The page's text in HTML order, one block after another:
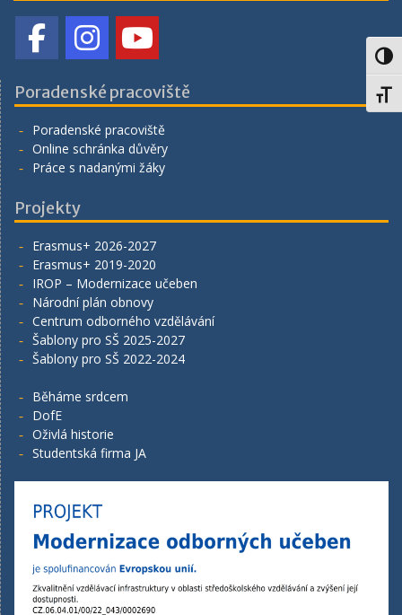
Poradenské pracoviště
Poradenské pracoviště
Online schránka důvěry
Práce s nadanými žáky
Projekty
Erasmus+ 2026-2027
Erasmus+ 2019-2020
IROP – Modernizace učeben
Národní plán obnovy
Centrum odborného vzdělávání
Šablony pro SŠ 2025-2027
Šablony pro SŠ 2022-2024
Běháme srdcem
DofE
Oživlá historie
Studentská firma JA